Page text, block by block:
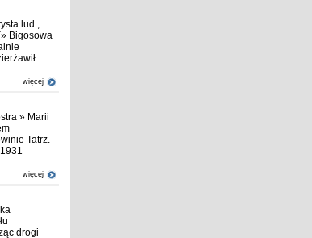
lud.,
Bigosowa
więcej
» Marii
Tatrz.
więcej
drogi